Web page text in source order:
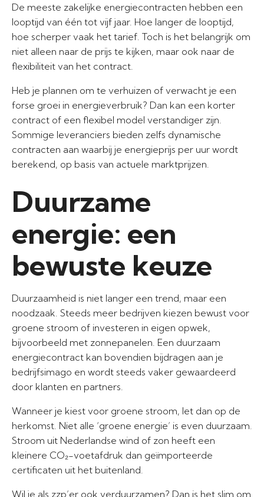
De meeste zakelijke energiecontracten hebben een
looptijd van één tot vijf jaar. Hoe langer de looptijd,
hoe scherper vaak het tarief. Toch is het belangrijk om
niet alleen naar de prijs te kijken, maar ook naar de
flexibiliteit van het contract.
Heb je plannen om te verhuizen of verwacht je een
forse groei in energieverbruik? Dan kan een korter
contract of een flexibel model verstandiger zijn.
Sommige leveranciers bieden zelfs dynamische
contracten aan waarbij je energieprijs per uur wordt
berekend, op basis van actuele marktprijzen.
Duurzame
energie: een
bewuste keuze
Duurzaamheid is niet langer een trend, maar een
noodzaak. Steeds meer bedrijven kiezen bewust voor
groene stroom of investeren in eigen opwek,
bijvoorbeeld met zonnepanelen. Een duurzaam
energiecontract kan bovendien bijdragen aan je
bedrijfsimago en wordt steeds vaker gewaardeerd
door klanten en partners.
Wanneer je kiest voor groene stroom, let dan op de
herkomst. Niet alle ‘groene energie’ is even duurzaam.
Stroom uit Nederlandse wind of zon heeft een
kleinere CO₂-voetafdruk dan geïmporteerde
certificaten uit het buitenland.
Wil je als zzp’er ook verduurzamen? Dan is het slim om